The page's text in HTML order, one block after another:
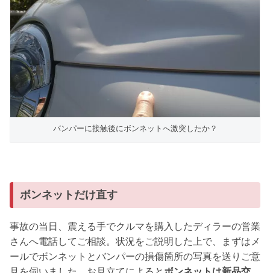
バンパーに接触後にボンネットへ激突したか？
ボンネットだけ直す
事故の当日、震える手でクルマを購入したディラーの営業
さんへ電話してご相談。状況をご説明した上で、まずはメ
ールでボンネットとバンパーの損傷箇所の写真を送りご意